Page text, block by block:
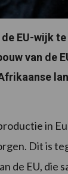
EU-wijk
van de
in
Dit is
de EU, die